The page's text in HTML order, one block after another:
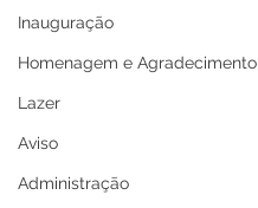
Inauguração
Homenagem e Agradecimento
Lazer
Aviso
Administração